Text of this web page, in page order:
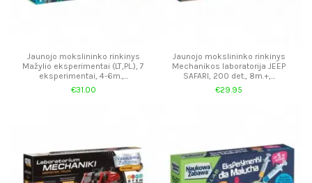
Jaunojo mokslininko rinkinys
Mažylio eksperimentai (LT,PL.), 7
eksperimentai, 4-6m.,...
€31.00
Jaunojo mokslininko rinkinys
Mechanikos laboratorija JEEP
SAFARI, 200 det., 8m.+,...
€29.95